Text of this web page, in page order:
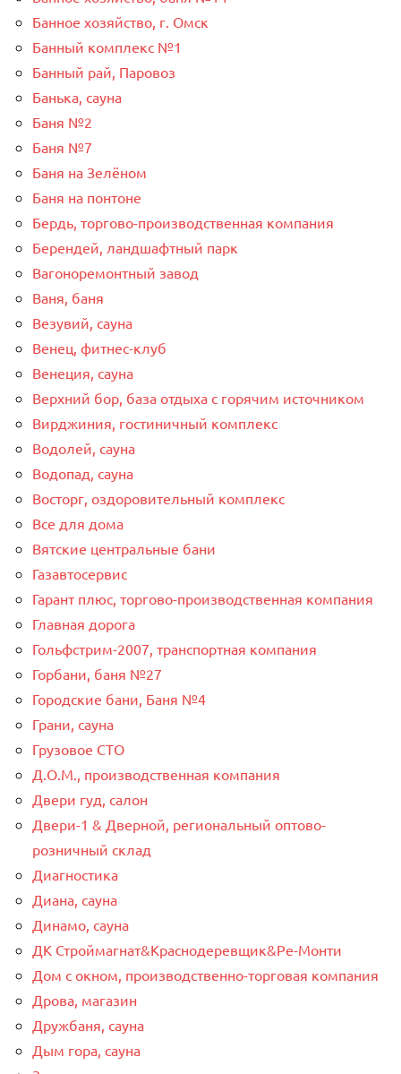
Банное хозяйство, г. Омск
Банный комплекс №1
Банный рай, Паровоз
Банька, сауна
Баня №2
Баня №7
Баня на Зелёном
Баня на понтоне
Бердь, торгово-производственная компания
Берендей, ландшафтный парк
Вагоноремонтный завод
Ваня, баня
Везувий, сауна
Венец, фитнес-клуб
Венеция, сауна
Верхний бор, база отдыха с горячим источником
Вирджиния, гостиничный комплекс
Водолей, сауна
Водопад, сауна
Восторг, оздоровительный комплекс
Все для дома
Вятские центральные бани
Газавтосервис
Гарант плюс, торгово-производственная компания
Главная дорога
Гольфстрим-2007, транспортная компания
Горбани, баня №27
Городские бани, Баня №4
Грани, сауна
Грузовое СТО
Д.О.М., производственная компания
Двери гуд, салон
Двери-1 & Дверной, региональный оптово-
розничный склад
Диагностика
Диана, сауна
Динамо, сауна
ДК Строймагнат&Краснодеревщик&Ре-Монти
Дом с окном, производственно-торговая компания
Дрова, магазин
Дружбаня, сауна
Дым гора, сауна